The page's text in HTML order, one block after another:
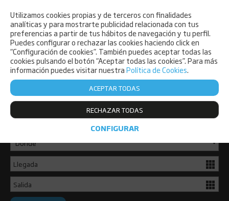
Utilizamos cookies propias y de terceros con finalidades
analíticas y para mostrarte publicidad relacionada con tus
preferencias a partir de tus hábitos de navegación y tu perfil.
Puedes configurar o rechazar las cookies haciendo click en
“Configuración de cookies”. También puedes aceptar todas las
cookies pulsando el botón “Aceptar todas las cookies”. Para más
información puedes visitar nuestraPolítica de Cookies.
ACEPTAR TODAS
RECHAZAR TODAS
CONFIGURAR
PET FRIENDLY
Consulta disponibilidad y reserva ya
de forma sencilla.